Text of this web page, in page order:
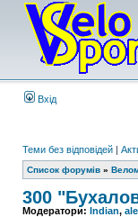
Вхід
Теми без відповідей |
Список форумів »
300
Модератори: Indian,